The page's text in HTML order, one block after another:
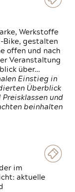
Werkstoffe
Bike, gestalten
offen und nach
Veranstaltung
über…
Einstieg in
Überblick
und
beinhalten
im
aktuelle